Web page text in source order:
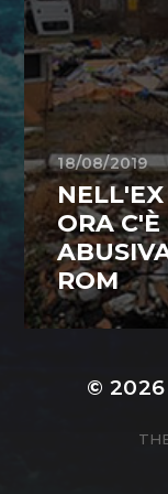
18/08/2019
ORA
ROM
© 2026